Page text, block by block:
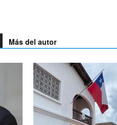
Más del autor